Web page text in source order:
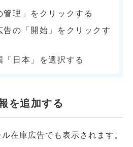
管理」をクリックする
告の「開始」をクリックす
日本」を選択する
を追加する
在庫広告でも表示されます。